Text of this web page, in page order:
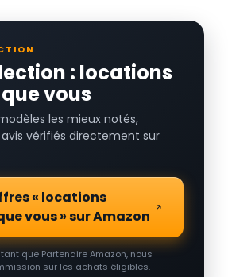
: locations
vous
les mieux notés,
vérifiés directement sur
« locations
vous » sur Amazon
que Partenaire Amazon, nous
sur les achats éligibles.